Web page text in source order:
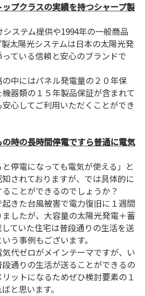
プクラスの実績を持つシャープ製
システム提供や1994年の一般商品
太陽光システムは日本の太陽光発
ている信頼と安心のブランドで
中にはパネル発電量の２０年保
器類の１５年製品保証が含まれて
心してご利用いただくことができ
時の長時間停電ですら普通に電気
と停電になっても電気が使える」と
されておりますが、では具体的に
ことができるのでしょうか？
きた台風被害で電力復旧に１週間
したが、大容量の太陽光発電＋蓄
ていた住宅は普段通りの生活を送
う事例もございます。
代ゼロがメインテーマですが、い
通りの生活が送ることができるの
ットになるためぜひ検討要素の１
と思います。